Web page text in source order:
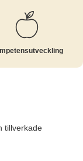
tillverkade